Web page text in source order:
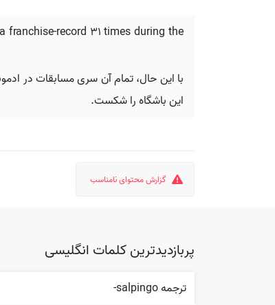
record 31 times during the
این باشگاه را شکست.
گزارش محتوای نامناسب
پربازدیدترین کلمات انگلیسی
ترجمه salpingo-